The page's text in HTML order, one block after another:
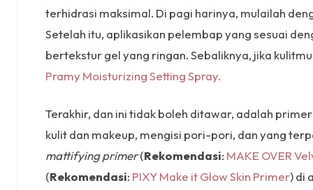
terhidrasi maksimal. Di pagi harinya, mulailah
Setelah itu, aplikasikan pelembap yang sesuai
bertekstur gel yang ringan. Sebaliknya, jika
Pramy Moisturizing Setting Spray.
Terakhir, dan ini tidak boleh ditawar, adalah
kulit dan makeup, mengisi pori-pori, dan yang
mattifying primer(Rekomendasi: MAKE OVER
(Rekomendasi: PIXY Make it Glow Skin Primer) di